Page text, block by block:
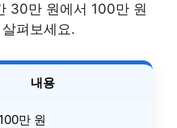
30만 원에서 100만 원
펴보세요.
내용
만 원